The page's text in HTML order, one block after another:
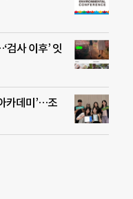
검사 이후’ 잇
카데미’…조